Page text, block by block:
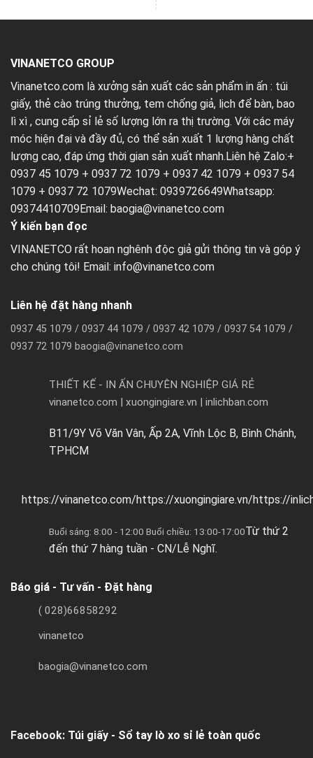
VINANETCO GROUP
Vinanetco.com là xưởng sản xuất các sản phẩm in ấn : túi
giấy, thẻ cào trúng thưởng, tem chống giả, lịch để bàn, bao
lì xì , cung cấp sỉ lẻ số lượng lớn ra thị trường. Với các máy
móc hiện đại và đầy đủ, có thể sản xuất 1 lượng hàng chất
lượng cao, đáp ứng thời gian sản xuất nhanh.Liên hệ Zalo:+
0937 45 1079 + 0937 72 1079 + 0937 42 1079 + 0937 54
1079 + 0937 72 1079Wechat: 0939726649Whatsapp:
09374410709Email: baogia@vinanetco.com
Ý kiến bạn đọc
VINANETCO rất hoan nghênh độc giả gửi thông tin và góp ý
cho chúng tôi! Email: info@vinanetco.com
Liên hệ đặt hàng nhanh
0937 45 1079 / 0937 44 1079 / 0937 42 1079 / 0937 54 1079 /
0937 72 1079 baogia@vinanetco.com
THIẾT KẾ - IN ẤN CHUYÊN NGHIỆP GIÁ RẺ
vinanetco.com | xuongingiare.vn | inlichban.com
B11/9Y Võ Văn Vân, Ấp 2A, Vĩnh Lộc B, Bình Chánh,
TPHCM
https://vinanetco.com/https://xuongingiare.vn/https://
Buổi sáng: 8:00 - 12:00 Buổi chiều: 13:00-17:00Từ thứ 2
đến thứ 7 hàng tuần - CN/Lễ Nghĩ.
Báo giá - Tư vấn - Đặt hàng
( 028)66858292
vinanetco
baogia@vinanetco.com
Facebook: Túi giấy - Sổ tay lò xo sỉ lẻ toàn quốc